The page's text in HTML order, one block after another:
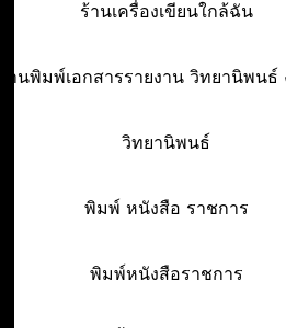
ร้านเครื่องเขียนใกล้ฉัน
านพิมพ์เอกสารรายงาน วิทยานิพนธ์
วิทยานิพนธ์
พิมพ์ หนังสือ ราชการ
พิมพ์หนังสือราชการ